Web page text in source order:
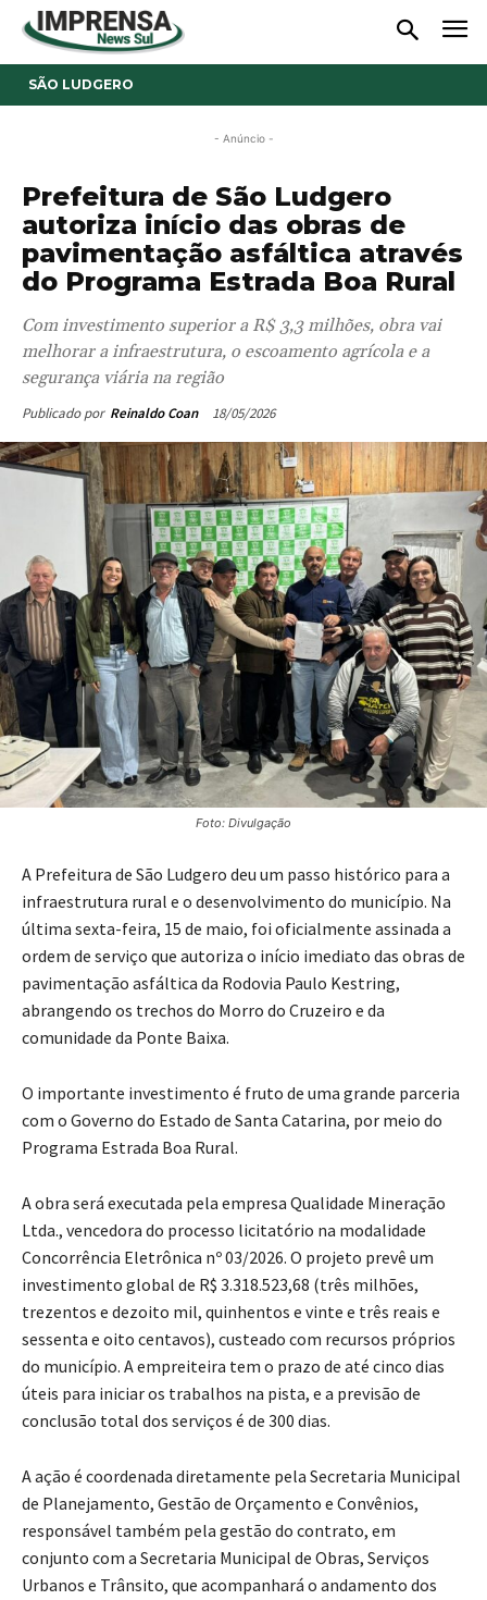
SÃO LUDGERO
- Anúncio -
Prefeitura de São Ludgero
autoriza início das obras de
pavimentação asfáltica através
do Programa Estrada Boa Rural
Com investimento superior a R$ 3,3 milhões, obra vai
melhorar a infraestrutura, o escoamento agrícola e a
segurança viária na região
Publicado por Reinaldo Coan 18/05/2026
Foto: Divulgação
A Prefeitura de São Ludgero deu um passo histórico para a
infraestrutura rural e o desenvolvimento do município. Na
última sexta-feira, 15 de maio, foi oficialmente assinada a
ordem de serviço que autoriza o início imediato das obras de
pavimentação asfáltica da Rodovia Paulo Kestring,
abrangendo os trechos do Morro do Cruzeiro e da
comunidade da Ponte Baixa.
O importante investimento é fruto de uma grande parceria
com o Governo do Estado de Santa Catarina, por meio do
Programa Estrada Boa Rural.
A obra será executada pela empresa Qualidade Mineração
Ltda., vencedora do processo licitatório na modalidade
Concorrência Eletrônica nº 03/2026. O projeto prevê um
investimento global de R$ 3.318.523,68 (três milhões,
trezentos e dezoito mil, quinhentos e vinte e três reais e
sessenta e oito centavos), custeado com recursos próprios
do município. A empreiteira tem o prazo de até cinco dias
úteis para iniciar os trabalhos na pista, e a previsão de
conclusão total dos serviços é de 300 dias.
A ação é coordenada diretamente pela Secretaria Municipal
de Planejamento, Gestão de Orçamento e Convênios,
responsável também pela gestão do contrato, em
conjunto com a Secretaria Municipal de Obras, Serviços
Urbanos e Trânsito, que acompanhará o andamento dos